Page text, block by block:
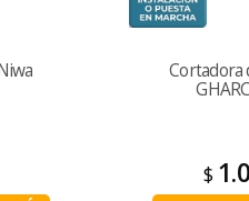
Cortadora
$